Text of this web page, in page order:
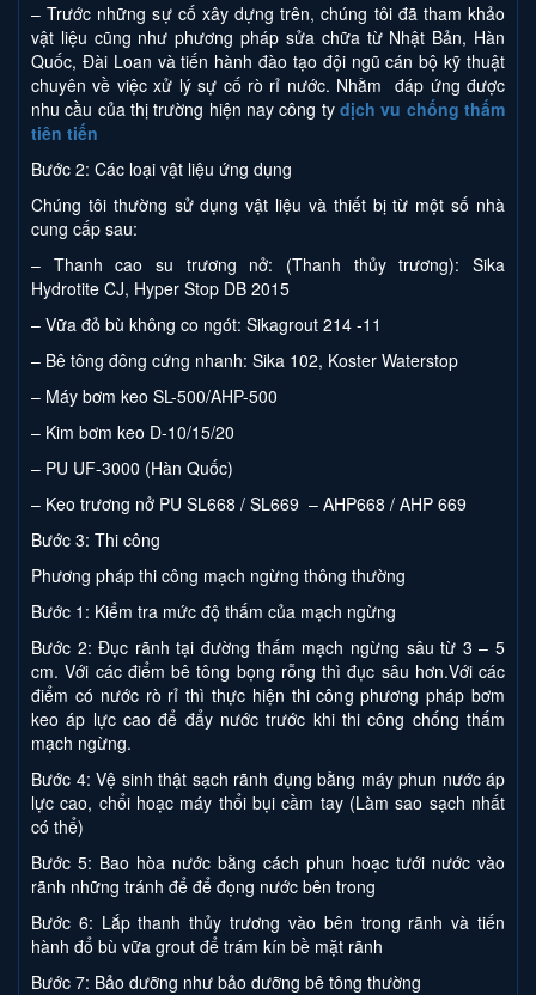
– Trước những sự cố xây dựng trên, chúng tôi đã tham khảo
vật liệu cũng như phương pháp sửa chữa từ Nhật Bản, Hàn
Quốc, Đài Loan và tiến hành đào tạo đội ngũ cán bộ kỹ thuật
chuyên về việc xử lý sự cố rò rỉ nước. Nhằm đáp ứng được
nhu cầu của thị trường hiện nay công ty dịch vu chống thấm
tiên tiến
Bước 2: Các loại vật liệu ứng dụng
Chúng tôi thường sử dụng vật liệu và thiết bị từ một số nhà
cung cấp sau:
– Thanh cao su trương nở: (Thanh thủy trương): Sika
Hydrotite CJ, Hyper Stop DB 2015
– Vữa đỏ bù không co ngót: Sikagrout 214 -11
– Bê tông đông cứng nhanh: Sika 102, Koster Waterstop
– Máy bơm keo SL-500/AHP-500
– Kim bơm keo D-10/15/20
– PU UF-3000 (Hàn Quốc)
– Keo trương nở PU SL668 / SL669 – AHP668 / AHP 669
Bước 3: Thi công
Phương pháp thi công mạch ngừng thông thường
Bước 1: Kiểm tra mức độ thấm của mạch ngừng
Bước 2: Đục rãnh tại đường thấm mạch ngừng sâu từ 3 – 5
cm. Với các điểm bê tông bọng rỗng thì đục sâu hơn.Với các
điểm có nước rò rỉ thì thực hiện thi công phương pháp bơm
keo áp lực cao để đẩy nước trước khi thi công chống thấm
mạch ngừng.
Bước 4: Vệ sinh thật sạch rãnh đụng bằng máy phun nước áp
lực cao, chổi hoạc máy thổi bụi cầm tay (Làm sao sạch nhất
có thể)
Bước 5: Bao hòa nước bằng cách phun hoạc tưới nước vào
rãnh những tránh để để đọng nước bên trong
Bước 6: Lắp thanh thủy trương vào bên trong rãnh và tiến
hành đổ bù vữa grout để trám kín bề mặt rãnh
Bước 7: Bảo dưỡng như bảo dưỡng bê tông thường